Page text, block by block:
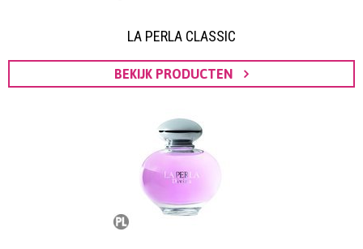
LA PERLA CLASSIC
BEKIJK PRODUCTEN